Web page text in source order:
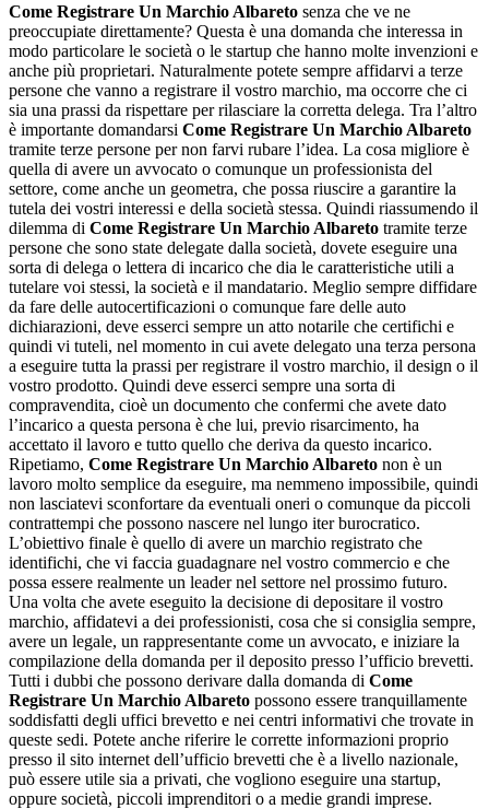
Come Registrare Un Marchio Albareto senza che ve ne
preoccupiate direttamente? Questa è una domanda che interessa in
modo particolare le società o le startup che hanno molte invenzioni e
anche più proprietari. Naturalmente potete sempre affidarvi a terze
persone che vanno a registrare il vostro marchio, ma occorre che ci
sia una prassi da rispettare per rilasciare la corretta delega. Tra l’altro
è importante domandarsi Come Registrare Un Marchio Albareto
tramite terze persone per non farvi rubare l’idea. La cosa migliore è
quella di avere un avvocato o comunque un professionista del
settore, come anche un geometra, che possa riuscire a garantire la
tutela dei vostri interessi e della società stessa. Quindi riassumendo il
dilemma di Come Registrare Un Marchio Albareto tramite terze
persone che sono state delegate dalla società, dovete eseguire una
sorta di delega o lettera di incarico che dia le caratteristiche utili a
tutelare voi stessi, la società e il mandatario. Meglio sempre diffidare
da fare delle autocertificazioni o comunque fare delle auto
dichiarazioni, deve esserci sempre un atto notarile che certifichi e
quindi vi tuteli, nel momento in cui avete delegato una terza persona
a eseguire tutta la prassi per registrare il vostro marchio, il design o il
vostro prodotto. Quindi deve esserci sempre una sorta di
compravendita, cioè un documento che confermi che avete dato
l’incarico a questa persona è che lui, previo risarcimento, ha
accettato il lavoro e tutto quello che deriva da questo incarico.
Ripetiamo, Come Registrare Un Marchio Albareto non è un
lavoro molto semplice da eseguire, ma nemmeno impossibile, quindi
non lasciatevi sconfortare da eventuali oneri o comunque da piccoli
contrattempi che possono nascere nel lungo iter burocratico.
L’obiettivo finale è quello di avere un marchio registrato che
identifichi, che vi faccia guadagnare nel vostro commercio e che
possa essere realmente un leader nel settore nel prossimo futuro.
Una volta che avete eseguito la decisione di depositare il vostro
marchio, affidatevi a dei professionisti, cosa che si consiglia sempre,
avere un legale, un rappresentante come un avvocato, e iniziare la
compilazione della domanda per il deposito presso l’ufficio brevetti.
Tutti i dubbi che possono derivare dalla domanda di Come
Registrare Un Marchio Albareto possono essere tranquillamente
soddisfatti degli uffici brevetto e nei centri informativi che trovate in
queste sedi. Potete anche riferire le corrette informazioni proprio
presso il sito internet dell’ufficio brevetti che è a livello nazionale,
può essere utile sia a privati, che vogliono eseguire una startup,
oppure società, piccoli imprenditori o a medie grandi imprese.